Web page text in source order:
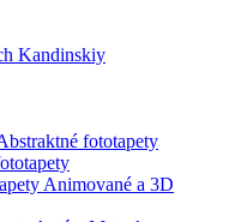
Kandinskiy
fototapety
Animované a 3D